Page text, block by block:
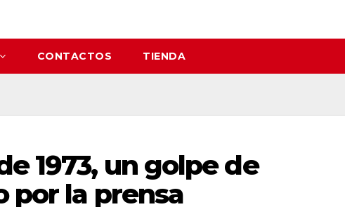
CONTACTOS TIENDA
1973, un golpe de
por la prensa